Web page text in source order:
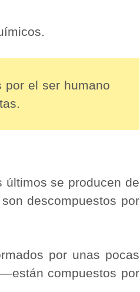
por el ser humano
se producen de
descompuestos por
por unas pocas
compuestos por